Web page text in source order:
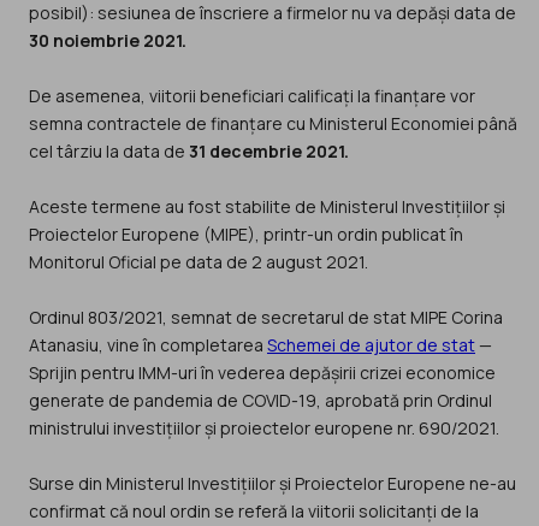
posibil): sesiunea de înscriere a firmelor nu va depăși data de
30 noiembrie 2021.
De asemenea, viitorii beneficiari calificați la finanțare vor
semna contractele de finanțare cu Ministerul Economiei până
cel târziu la data de 31 decembrie 2021.
Aceste termene au fost stabilite de Ministerul Investițiilor și
Proiectelor Europene (MIPE), printr-un ordin publicat în
Monitorul Oficial pe data de 2 august 2021.
Ordinul 803/2021, semnat de secretarul de stat MIPE Corina
Atanasiu, vine în completarea Schemei de ajutor de stat —
Sprijin pentru IMM-uri în vederea depășirii crizei economice
generate de pandemia de COVID-19, aprobată prin Ordinul
ministrului investițiilor și proiectelor europene nr. 690/2021.
Surse din Ministerul Investițiilor și Proiectelor Europene ne-au
confirmat că noul ordin se referă la viitorii solicitanți de la